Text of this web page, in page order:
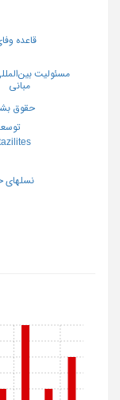
حقوق
قاعده
مبانی
مسئولیت
نسلهای